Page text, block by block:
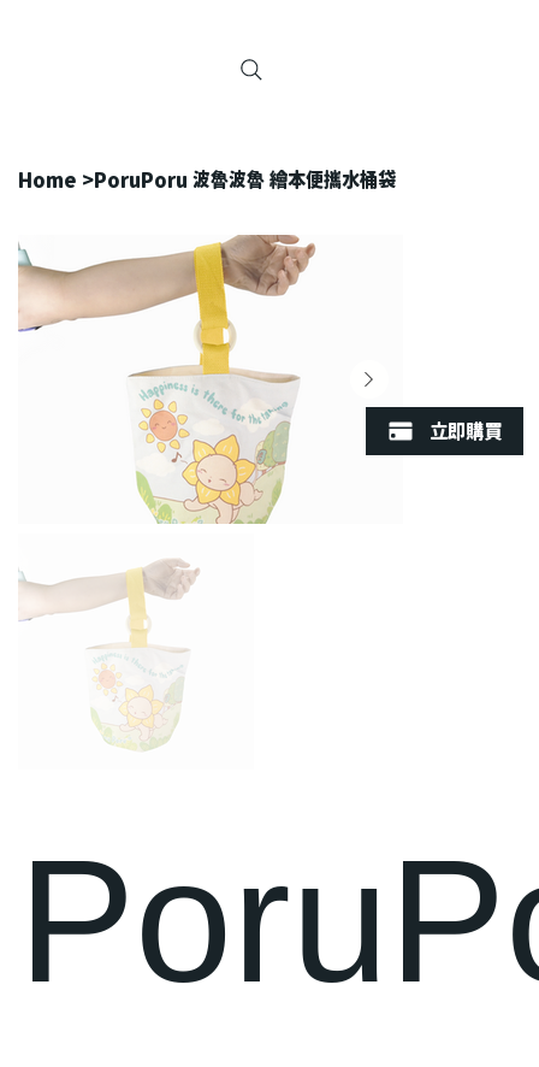
Home >PoruPoru 波魯波魯 繪本便攜水桶袋
立即購買